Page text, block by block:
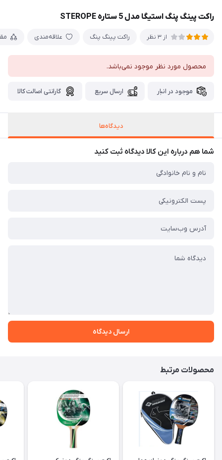
راکت پینگ پنگ استیگا مدل 5 ستاره STEROPE
از 3 نظر راکت پینگ پنگ علاقه‌مندی
محصول مورد نظر موجود نمی‌باشد.
موجود در انبار ارسال سریع گارانتی اصالت کالا
دیدگاه‌ها
شما هم درباره این کالا دیدگاه ثبت کنید
ارسال دیدگاه
محصولات مرتبط